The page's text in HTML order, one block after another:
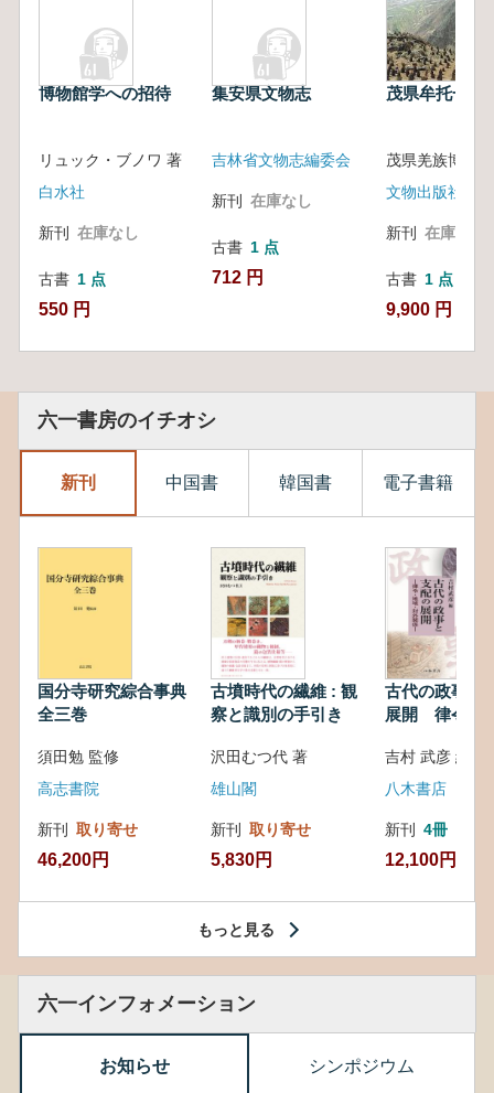
博物館学への招待
リュック・ブノワ 著
白水社
新刊 在庫なし
古書 1 点
550 円
集安県文物志
吉林省文物志編委会
新刊 在庫なし
古書 1 点
712 円
茂県牟托一号
茂県羌族博物
文物出版社
新刊 在庫なし
古書 1 点
9,900 円
六一書房のイチオシ
新刊 中国書 韓国書 電子書籍
国分寺研究綜合事典
全三巻
須田勉 監修
高志書院
新刊 取り寄せ
46,200円
古墳時代の繊維 : 観
察と識別の手引き
沢田むつ代 著
雄山閣
新刊 取り寄せ
5,830円
古代の政事と
展開 律令・
吉村 武彦 編集
八木書店
新刊 4冊
12,100円
もっと見る
六一インフォメーション
お知らせ シンポジウム